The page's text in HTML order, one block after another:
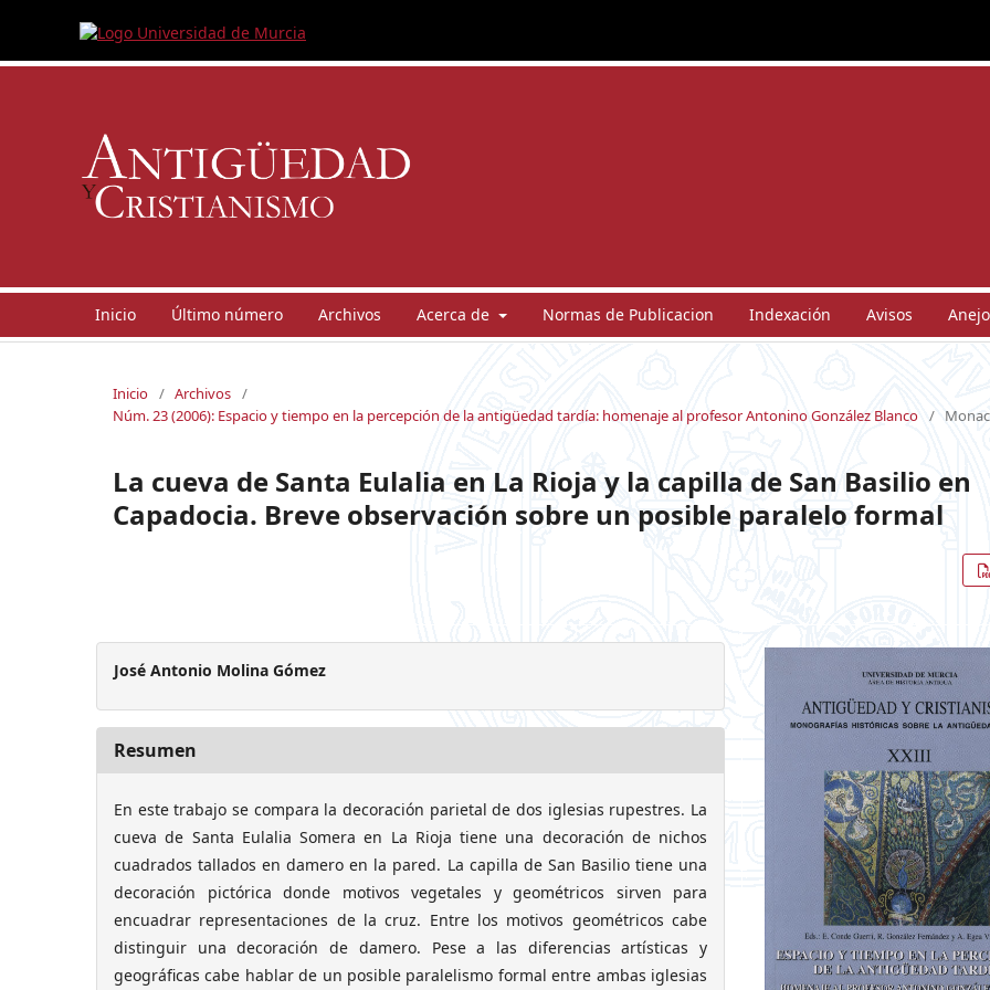
Inicio Último número Archivos Acerca de Normas de Publicacion Indexación Avisos
Inicio / Archivos /
Núm. 23 (2006): Espacio y tiempo en la percepción de la antigüedad tardía: homenaje al profesor Antonino González Blanco /
La cueva de Santa Eulalia en La Rioja y la capilla de San Basilio en
Capadocia. Breve observación sobre un posible paralelo formal
José Antonio Molina Gómez
Resumen
En este trabajo se compara la decoración parietal de dos iglesias rupestres. La
cueva de Santa Eulalia Somera en La Rioja tiene una decoración de nichos
cuadrados tallados en damero en la pared. La capilla de San Basilio tiene una
decoración pictórica donde motivos vegetales y geométricos sirven para
encuadrar representaciones de la cruz. Entre los motivos geométricos cabe
distinguir una decoración de damero. Pese a las diferencias artísticas y
geográficas cabe hablar de un posible paralelismo formal entre ambas iglesias